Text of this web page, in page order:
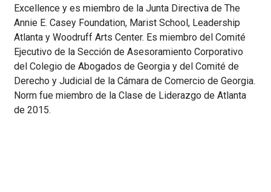
Excellence y es miembro de la Junta Directiva de The
Annie E. Casey Foundation, Marist School, Leadership
Atlanta y Woodruff Arts Center. Es miembro del Comité
Ejecutivo de la Sección de Asesoramiento Corporativo
del Colegio de Abogados de Georgia y del Comité de
Derecho y Judicial de la Cámara de Comercio de Georgia.
Norm fue miembro de la Clase de Liderazgo de Atlanta
de 2015.